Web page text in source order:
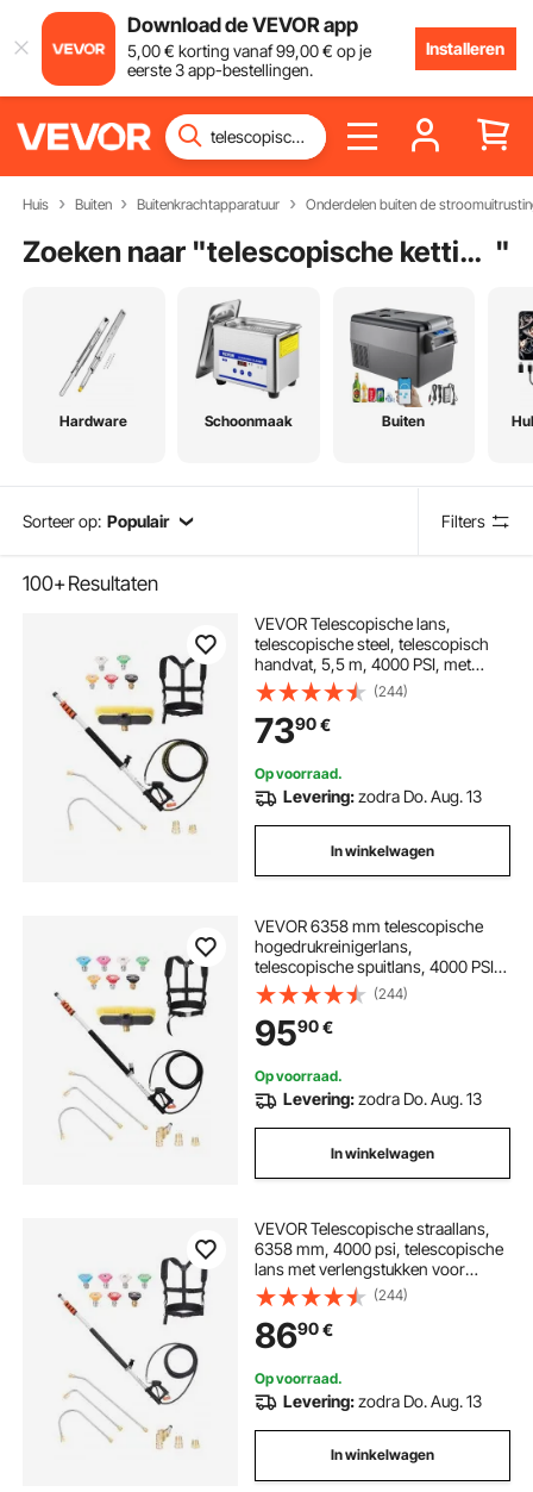
Download de VEVOR app
5,00€ korting vanaf99,00€ op je
eerste 3 app-bestellingen.
Installeren
Huis Buiten Buitenkrachtapparatuur Onderdelen buiten de
Zoeken naar " telescopische kettingzaag "
Hardware Schoonmaak Buiten
Sorteer op: Populair Filters
100+Resultaten
VEVOR Telescopische lans,
telescopische steel, telescopisch
handvat, 5,5 m, 4000 PSI, met
verlengstangen voor
hogedrukreiniger, dakgootreiniger,
borstelkop, 5 sproeikoppen,
adapter en verstelbare steunband
(244)
7390€
Op voorraad.
Levering:zodra Do. Aug. 13
In winkelwagen
VEVOR 6358 mm telescopische
hogedrukreinigerlans,
telescopische spuitlans, 4000 PSI
telescopische spuitlans met
verlengstangen, borstelkop,
draaibare koppeling, 7 sproeiers,
steunband, voor dakgoten
(244)
9590€
Op voorraad.
Levering:zodra Do. Aug. 13
In winkelwagen
VEVOR Telescopische straallans,
6358 mm, 4000 psi, telescopische
lans met verlengstukken voor
hogedrukreinigers,
dakgootreiniger, draaibare
koppeling, 7 sproeikoppen en
verstelbare steunband
(244)
8690€
Op voorraad.
Levering:zodra Do. Aug. 13
In winkelwagen